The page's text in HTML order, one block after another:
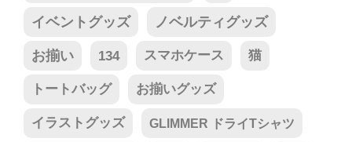
イベントグッズ ノベルティグッズ
お揃い 134 スマホケース 猫
トートバッグ お揃いグッズ
イラストグッズ GLIMMER ドライTシャツ